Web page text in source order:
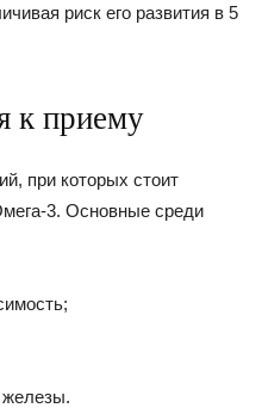
риск его развития в 5
к приему
при которых стоит
3. Основные среди
железы.